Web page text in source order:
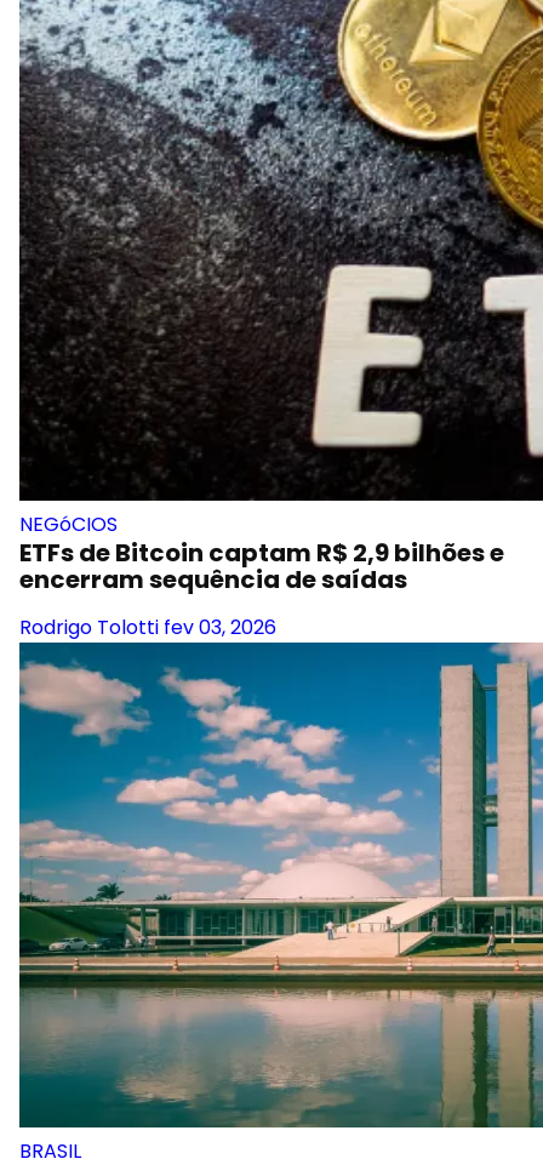
NEGóCIOS
ETFs de Bitcoin captam R$ 2,9 bilhões e
encerram sequência de saídas
Rodrigo Tolotti fev 03, 2026
BRASIL